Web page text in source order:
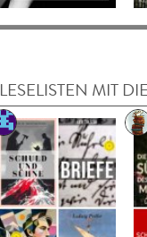
LESELISTEN MIT